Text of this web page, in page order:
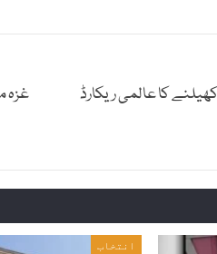
کا عالمی ریکارڈ
غزہ
انتخاب